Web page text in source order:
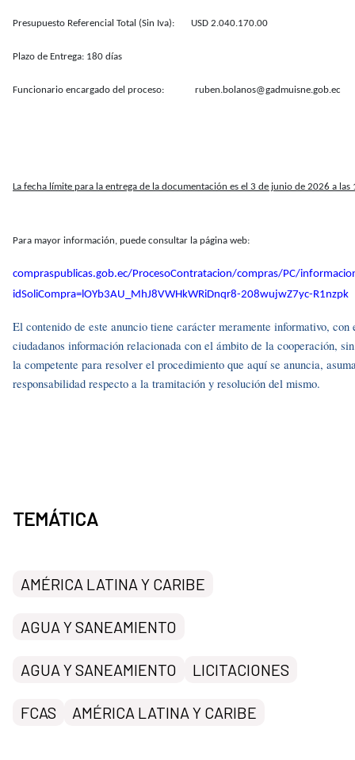
Presupuesto Referencial Total (Sin Iva): USD 2.040.170.00
Plazo de Entrega: 180 días
Funcionario encargado del proceso: ruben.bolanos@gadmuisne.gob.ec
La fecha límite para la entrega de la documentación es el 3 de junio de 2026 a
Para mayor información, puede consultar la página web:
compraspublicas.gob.ec/ProcesoContratacion/compras/PC/
idSoliCompra=lOYb3AU_MhJ8VWHkWRiDnqr8-208wujwZ7yc-R1nzpk
El contenido de este anuncio tiene carácter meramente informativo,
ciudadanos información relacionada con el ámbito de la cooperación,
la competente para resolver el procedimiento que aquí se anuncia,
responsabilidad respecto a la tramitación y resolución del mismo.
TEMÁTICA
AMÉRICA LATINA Y CARIBE
AGUA Y SANEAMIENTO
AGUA Y SANEAMIENTO LICITACIONES
FCAS AMÉRICA LATINA Y CARIBE